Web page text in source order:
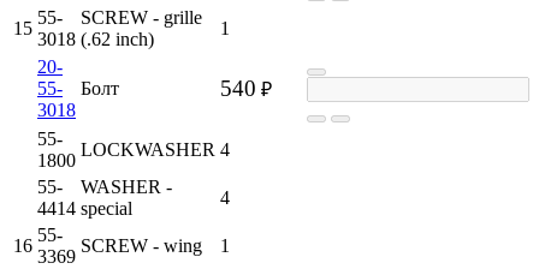
15
55-
3018
SCREW - grille
(.62 inch)
1
20-
55-
3018
Болт 540 ₽
55-
1800
LOCKWASHER 4
55-
4414
WASHER -
special
4
16
55-
3369
SCREW - wing
1